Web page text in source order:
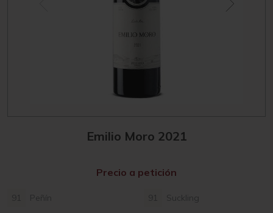
Emilio Moro 2021
Peñín Suckling
Precio a petición